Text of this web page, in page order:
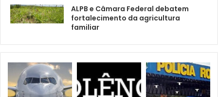
ALPB e Câmara Federal debatem
fortalecimento da agricultura
familiar